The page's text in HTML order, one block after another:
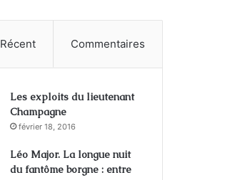
Récent Commentaires
Les exploits du lieutenant
Champagne
février 18, 2016
Léo Major. La longue nuit
du fantôme borgne : entre